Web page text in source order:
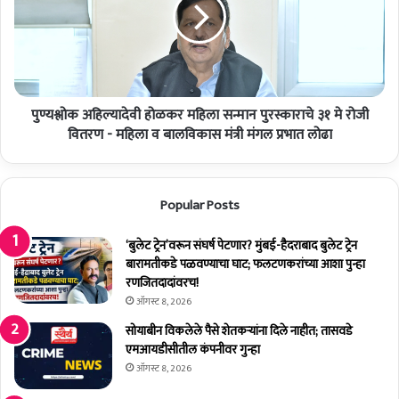
7
र
पा
र्थीं
भ
अ
दे
वी
र
ला
स
न्मा
न
पु
र
स्का
रा
चे
३
पुण्यश्लोक अहिल्यादेवी होळकर महिला सन्मान पुरस्काराचे ३१ मे रोजी
वितरण - महिला व बालविकास मंत्री मंगल प्रभात लोढा
Popular Posts
‘बुलेट ट्रेन’वरून संघर्ष पेटणार? मुंबई-हैदराबाद बुलेट ट्रेन
बारामतीकडे पळवण्याचा घाट; फलटणकरांच्या आशा पुन्हा
रणजितदादांवरच!
ऑगस्ट 8, 2026
सोयाबीन विकलेले पैसे शेतकर्‍यांना दिले नाहीत; तासवडे
एमआयडीसीतील कंपनीवर गुन्हा
ऑगस्ट 8, 2026